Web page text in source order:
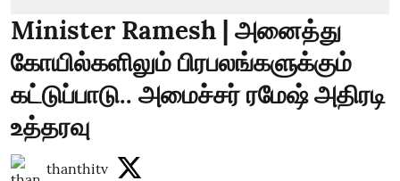
Minister Ramesh | அனைத்து
கோயில்களிலும் பிரபலங்களுக்கும்
கட்டுப்பாடு.. அமைச்சர் ரமேஷ் அதிரடி
உத்தரவு
thanthitv